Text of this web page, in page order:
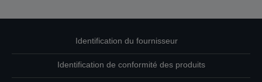
Identification du fournisseur
Identification de conformité des produits